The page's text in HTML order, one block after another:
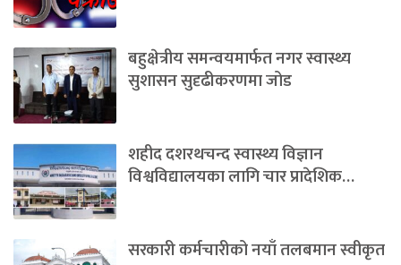
बहुक्षेत्रीय समन्वयमार्फत नगर स्वास्थ्य
सुशासन सुदृढीकरणमा जोड
शहीद दशरथचन्द स्वास्थ्य विज्ञान
विश्वविद्यालयका लागि चार प्रादेशिक…
सरकारी कर्मचारीको नयाँ तलबमान स्वीकृत